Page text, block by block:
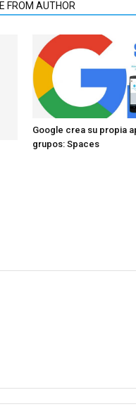
FROM AUTHOR
Google crea su propia
grupos: Spaces